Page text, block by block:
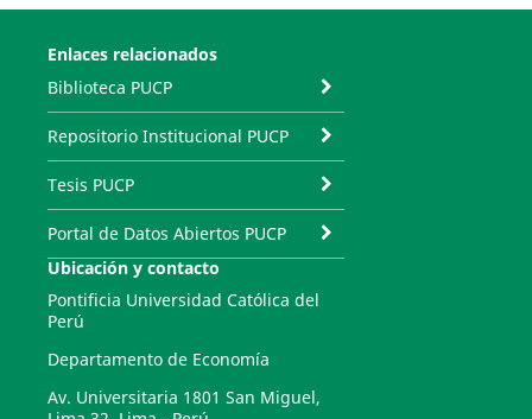
Enlaces relacionados
Biblioteca PUCP
Repositorio Institucional PUCP
Tesis PUCP
Portal de Datos Abiertos PUCP
Ubicación y contacto
Pontificia Universidad Católica del
Perú
Departamento de Economía
Av. Universitaria 1801 San Miguel,